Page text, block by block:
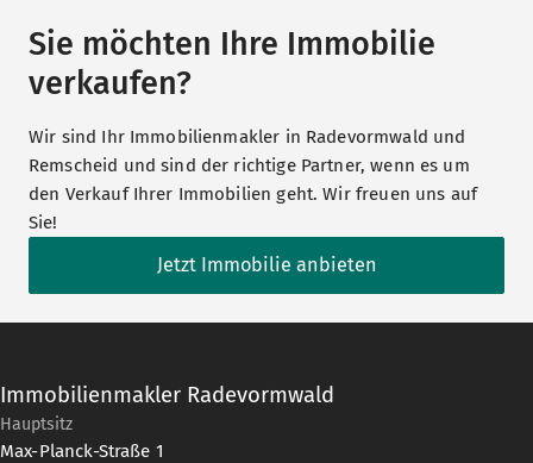
Sie möchten Ihre Immobilie
verkaufen?
Wir sind Ihr Immobilienmakler in Radevormwald und
Remscheid und sind der richtige Partner, wenn es um
den Verkauf Ihrer Immobilien geht. Wir freuen uns auf
Sie!
Jetzt Immobilie anbieten
Immobilienmakler Radevormwald
Hauptsitz
Max-Planck-Straße 1